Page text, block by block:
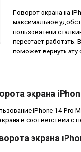
Поворот экрана на
максимальное
пользователи
перестает работать.
поможет вернуть
экрана
iPhone 14 Pro
в соответствии с
экрана